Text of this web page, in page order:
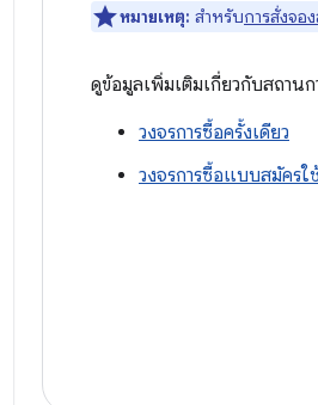
หมายเหตุ: สำหรับการสั่งจอ
ดูข้อมูลเพิ่มเติมเกี่ยวกับสถา
วงจรการซื้อครั้งเดียว
วงจรการซื้อแบบสมัครใ